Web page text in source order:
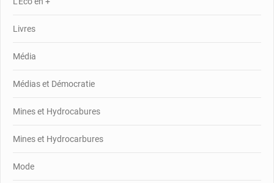
Livres
Média
Médias et Démocratie
Mines et Hydrocabures
Mines et Hydrocarbures
Mode